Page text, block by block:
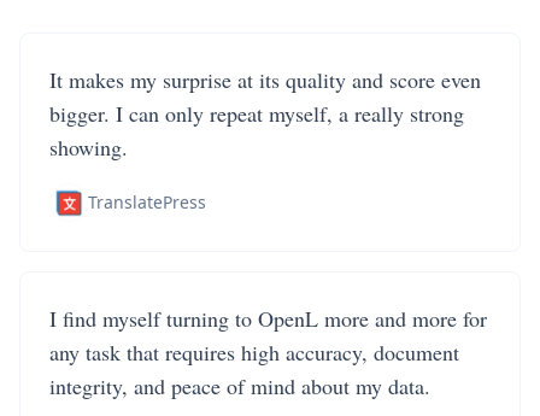
It makes my surprise at its quality and score even
bigger. I can only repeat myself, a really strong
showing.
TranslatePress
I find myself turning to OpenL more and more for
any task that requires high accuracy, document
integrity, and peace of mind about my data.